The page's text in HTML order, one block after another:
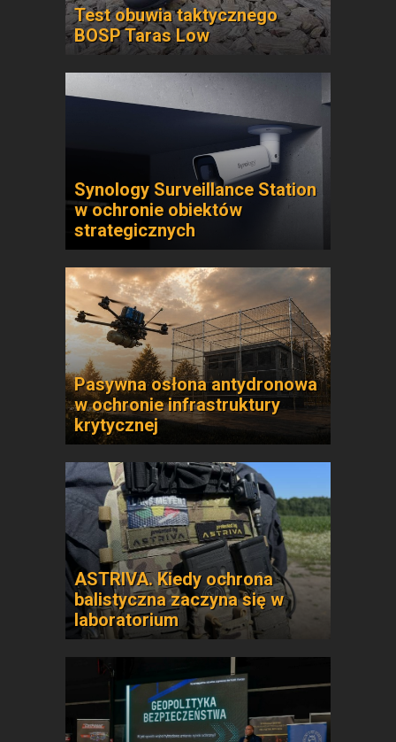
Test obuwia taktycznego
BOSP Taras Low
Synology Surveillance Station
w ochronie obiektów
strategicznych
Pasywna osłona antydronowa
w ochronie infrastruktury
krytycznej
ASTRIVA. Kiedy ochrona
balistyczna zaczyna się w
laboratorium